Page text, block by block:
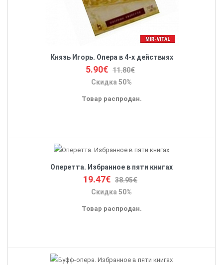
Князь Игорь. Опера в 4-х действиях
5.90€ 11.80€
Скидка 50%
Товар распродан.
Оперетта. Избранное в пяти книгах
19.47€ 38.95€
Скидка 50%
Товар распродан.